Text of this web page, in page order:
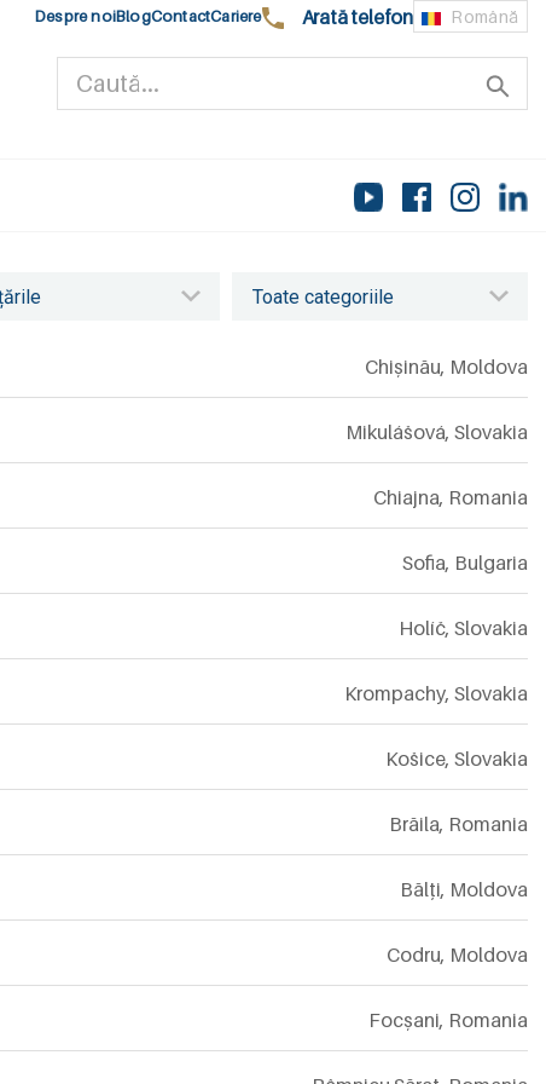
Despre noiBlogContactCariere Arată telefon Română
Chișinău, Moldova
Mikulášová, Slovakia
Chiajna, Romania
Sofia, Bulgaria
Holíč, Slovakia
Krompachy, Slovakia
Košice, Slovakia
Brăila, Romania
Bălți, Moldova
Codru, Moldova
Focșani, Romania